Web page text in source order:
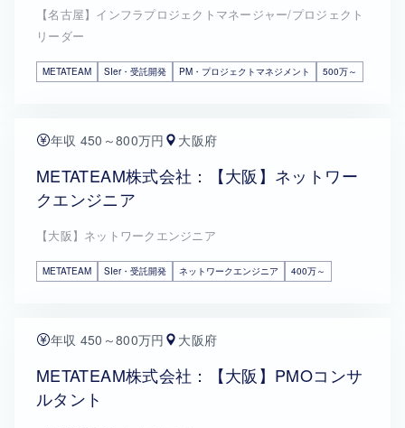
【名古屋】インフラプロジェクトマネージャー/プロジェクト
リーダー
METATEAM SIer・受託開発 PM・プロジェクトマネジメント 500万～
年収 450～800万円 大阪府
METATEAM株式会社：【大阪】ネットワー
クエンジニア
【大阪】ネットワークエンジニア
METATEAM SIer・受託開発 ネットワークエンジニア 400万～
年収 450～800万円 大阪府
METATEAM株式会社：【大阪】PMOコンサ
ルタント